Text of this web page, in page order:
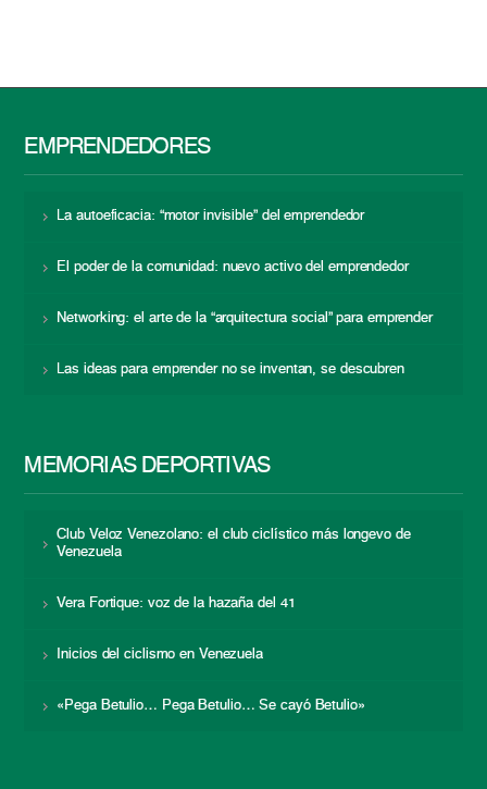
EMPRENDEDORES
La autoeficacia: “motor invisible” del emprendedor
El poder de la comunidad: nuevo activo del emprendedor
Networking: el arte de la “arquitectura social” para emprender
Las ideas para emprender no se inventan, se descubren
MEMORIAS DEPORTIVAS
Club Veloz Venezolano: el club ciclístico más longevo de
Venezuela
Vera Fortique: voz de la hazaña del 41
Inicios del ciclismo en Venezuela
«Pega Betulio… Pega Betulio… Se cayó Betulio»